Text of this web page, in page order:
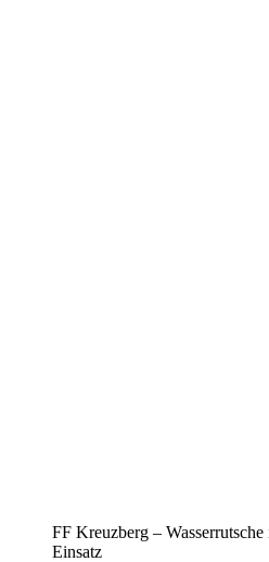
FF Kreuzberg –
Einsatz